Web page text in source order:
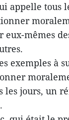
appelle tous
mêmes
exemples à
les jours, un